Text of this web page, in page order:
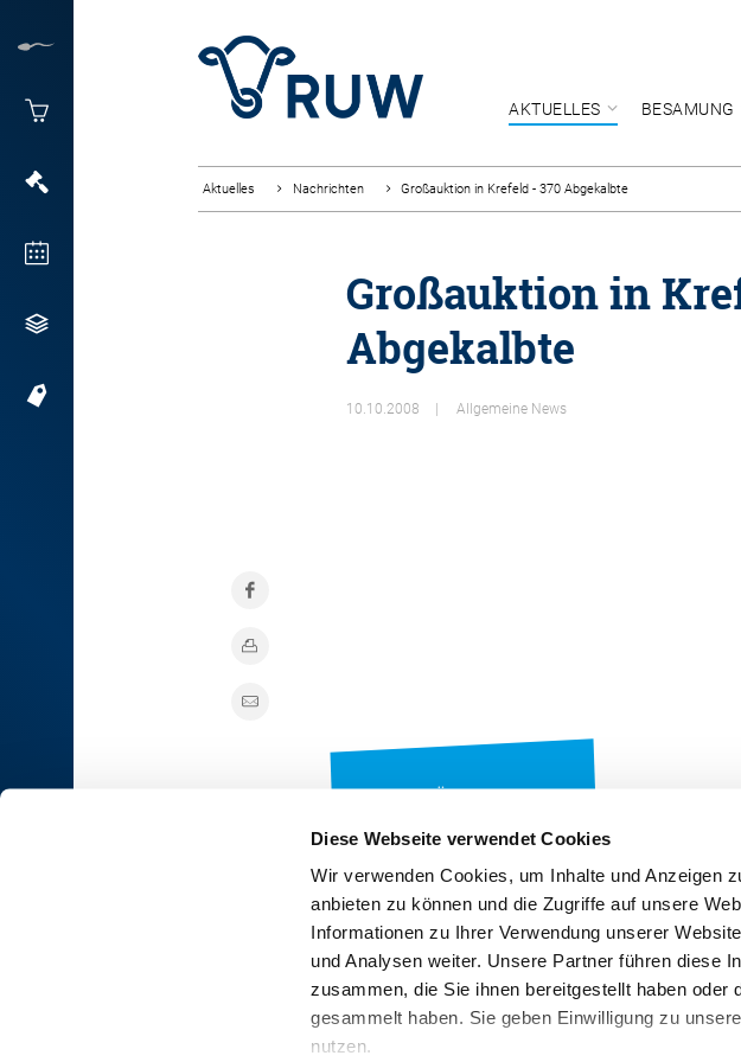
Diese Webseite verwendet Cookies
Wir verwenden Cookies, um Inhalte und Anzeigen
anbieten zu können und die Zugriffe auf unsere
Informationen zu Ihrer Verwendung unserer
und Analysen weiter. Unsere Partner führen diese
zusammen, die Sie ihnen bereitgestellt haben
gesammelt haben. Sie geben Einwilligung zu
nutzen.
AKTUELLES BESAMUNG
Aktuelles Nachrichten Großauktion in Krefeld - 370 Abgekalbte
Großauktion in
Abgekalbte
10.10.2008 Allgemeine News
ZUR ÜBERSICHT
RINDER-UNION WEST eG
RUW-Zentrale Münster
+49 251 9288-0
RUW-Regionalzentrum
Nordrhein
Kleinewefersstraße 160